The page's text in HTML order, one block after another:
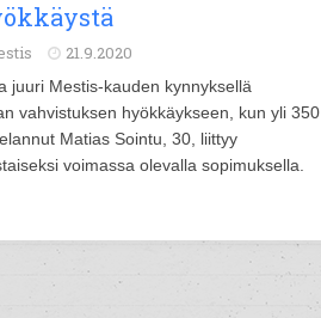
21.9.2020
juuri Mestis-kauden kynnyksellä
vahvistuksen hyökkäykseen, kun yli 350
Matias Sointu, 30, liittyy
voimassa olevalla sopimuksella.